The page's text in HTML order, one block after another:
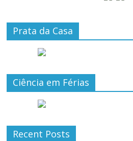
Prata da Casa
Ciência em Férias
Recent Posts